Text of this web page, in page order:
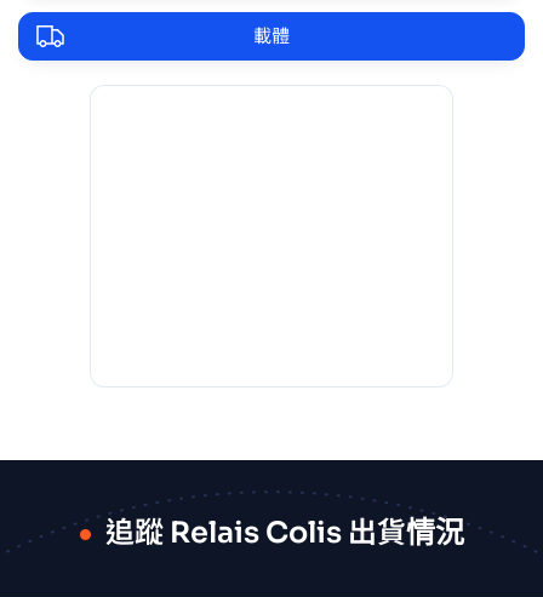
載體
追蹤 Relais Colis 出貨情況